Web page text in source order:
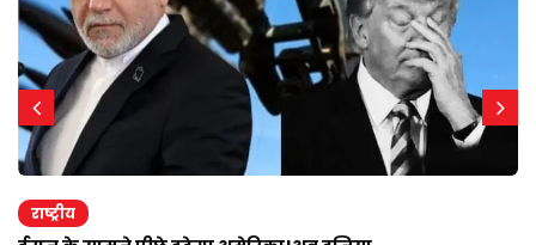
राष्ट्रीय